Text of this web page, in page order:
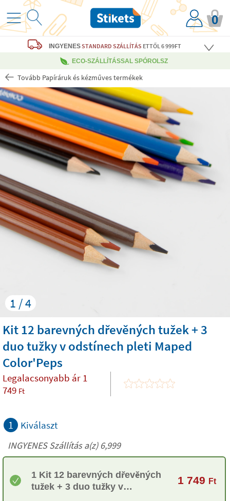
0
INGYENESSTANDARD SZÁLLÍTÁS ETTŐL 6 999FT
ECO-SZÁLLÍTÁSSAL SPÓROLSZ
Tovább Papíráruk és kézműves termékek
1 / 4
Kit 12 barevných dřevěných tužek + 3
duo tužky v odstínech pleti Maped
Color'Peps
Legalacsonyabb ár 1
749 Ft
1 Kiválaszt
INGYENES Szállítás a(z) 6,999
1 Kit 12 barevných dřevěných
tužek + 3 duo tužky v
1 749 Ft